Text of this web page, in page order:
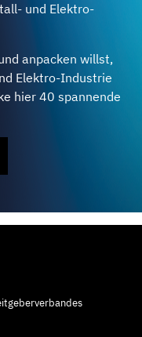
und Elektro-
anpacken willst,
Elektro-Industrie
hier 40 spannende